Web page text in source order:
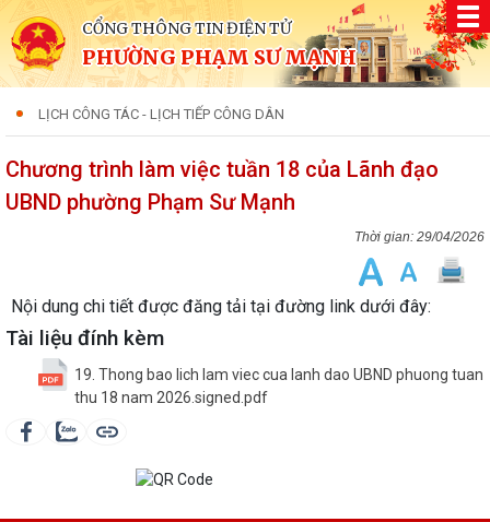
CỔNG THÔNG TIN ĐIỆN TỬ
PHƯỜNG PHẠM SƯ MẠNH
LỊCH CÔNG TÁC - LỊCH TIẾP CÔNG DÂN
Chương trình làm việc tuần 18 của Lãnh đạo
UBND phường Phạm Sư Mạnh
29/04/2026
Nội dung chi tiết được đăng tải tại đường link dưới đây:
Tài liệu đính kèm
19. Thong bao lich lam viec cua lanh dao UBND phuong tuan
thu 18 nam 2026.signed.pdf